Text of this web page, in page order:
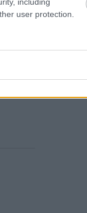
user protection.